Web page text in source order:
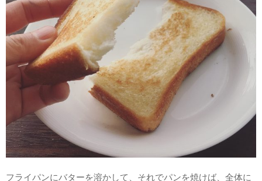
フライパンにバターを溶かして、それでパンを焼けば、全体に